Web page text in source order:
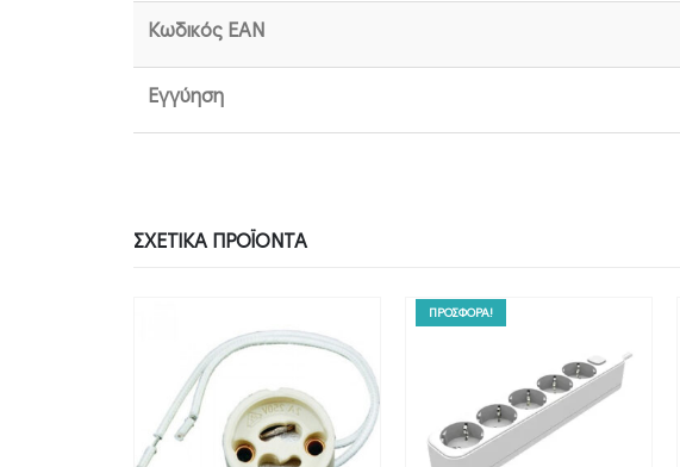
Κωδικός EAN
Εγγύηση
ΣΧΕΤΙΚΆ ΠΡΟΪΌΝΤΑ
ΠΡΟΣΦΟΡΑ!